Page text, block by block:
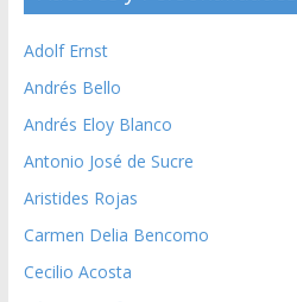
Adolf Ernst
Andrés Bello
Andrés Eloy Blanco
Antonio José de Sucre
Aristides Rojas
Carmen Delia Bencomo
Cecilio Acosta